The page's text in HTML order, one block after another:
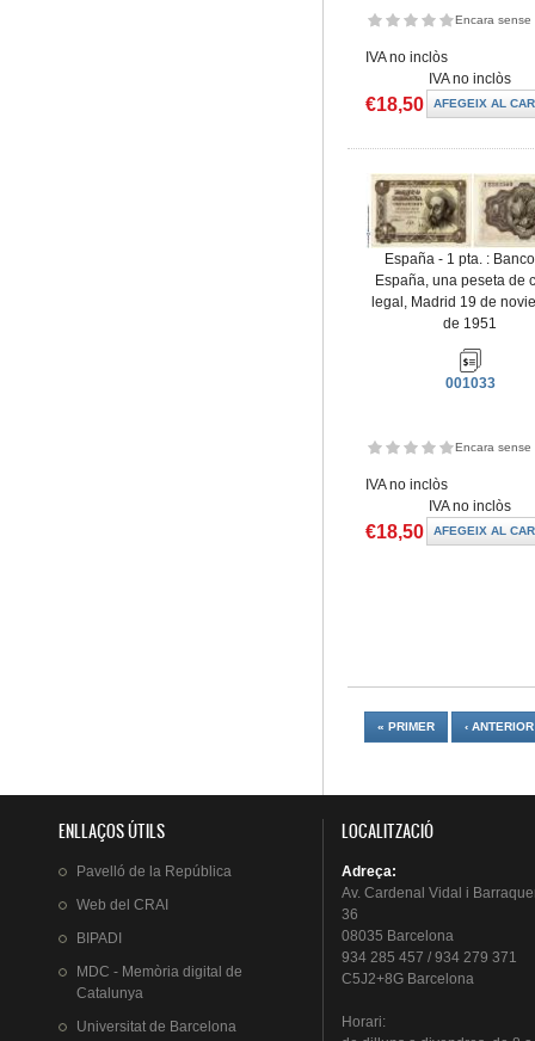
Encara sense
IVA no inclòs
IVA no inclòs
€18,50
España - 1 pta. :
España, una peseta de
legal, Madrid 19 de
de 1951
001033
Encara sense
IVA no inclòs
IVA no inclòs
€18,50
« PRIMER ‹ ANTERIOR
ENLLAÇOS ÚTILS
Pavelló de la República
Web del CRAI
BIPADI
MDC - Memòria digital de
Catalunya
Universitat de Barcelona
LOCALITZACIÓ
Adreça:
Av. Cardenal Vidal i
36
08035 Barcelona
934 285 457 / 934 279 371
C5J2+8G Barcelona
Horari: